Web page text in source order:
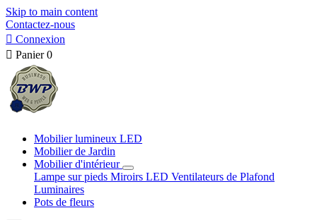
Skip to main content
Contactez-nous
 Connexion
 Panier 0
Mobilier lumineux LED
Mobilier de Jardin
Mobilier d'intérieur
Lampe sur pieds Miroirs LED Ventilateurs de Plafond
Luminaires
Pots de fleurs